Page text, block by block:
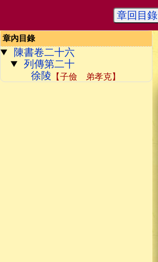
章回目錄
章內目錄
陳書卷二十六
列傳第二十
徐陵 【子儉 弟孝克】